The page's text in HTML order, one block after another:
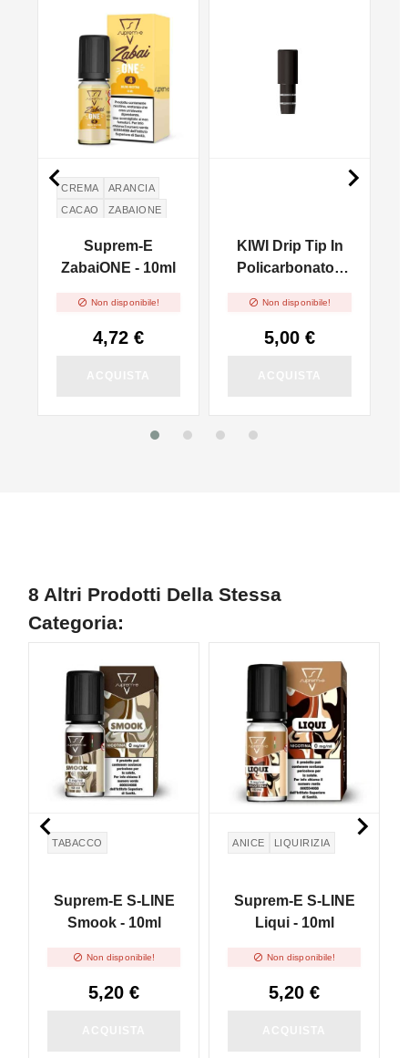
CREMA
ARANCIA
CACAO
ZABAIONE
Suprem-E
ZabaiONE - 10ml
 Non disponibile!
4,72 €
KIWI Drip Tip In
Policarbonato -
 Non disponibile!
5,00 €
 
8 Altri Prodotti Della Stessa
Categoria:
TABACCO
Suprem-E S-LINE
Smook - 10ml
 Non disponibile!
5,20 €
ANICE LIQUIRIZIA
Suprem-E S-LINE
Liqui - 10ml
 Non disponibile!
5,20 €
 